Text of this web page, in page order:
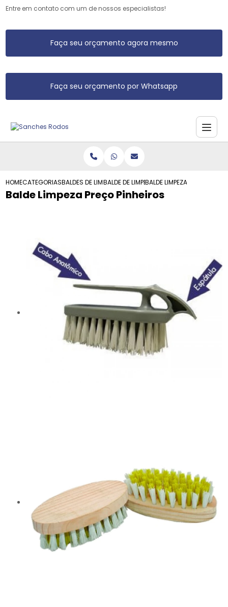
Entre em contato com um de nossos especialistas!
Faça seu orçamento agora mesmo
Faça seu orçamento por Whatsapp
HOMECATEGORIASBALDES DE LIMPEZABALDE DE LIMPEZA RETANGULAR
BALDE LIMPEZA PRECO
Balde Limpeza Preço Pinheiros